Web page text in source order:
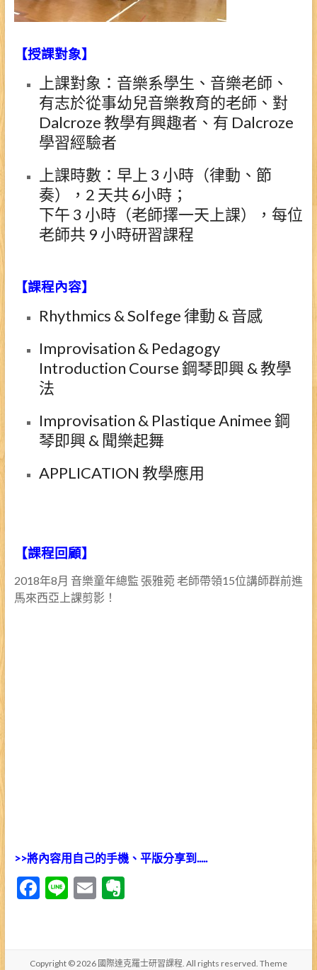
【授課對象】
上課對象：音樂系學生、音樂老師、
有志於從事幼兒音樂教育的老師、對
Dalcroze 教學有興趣者、有 Dalcroze
學習經驗者
上課時數：早上 3 小時（律動、節
奏），2 天共 6小時；
下午 3 小時（老師擇一天上課），每位
老師共 9 小時研習課程
【課程內容】
Rhythmics & Solfege 律動 & 音感
Improvisation & Pedagogy
Introduction Course 鋼琴即興 & 教學
法
Improvisation & Plastique Animee 鋼
琴即興 & 聞樂起舞
APPLICATION 教學應用
【課程回顧】
2018年8月 音樂童年總監 張雅菀 老師帶領15位講師群前進
馬來西亞上課剪影！
>>將內容用自己的手機、平版分享到.....
F
b
Li E
l
E
ot
Copyright © 2026 國際達克羅士研習課程 . All rights reserved. Theme